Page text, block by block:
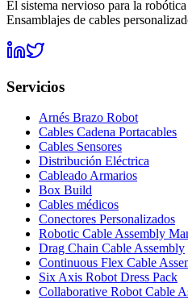
El sistema nervioso para la
Ensamblajes de cables
Servicios
Arnés Brazo Robot
Cables Cadena Portacables
Cables Sensores
Distribución Eléctrica
Cableado Armarios
Box Build
Cables médicos
Conectores Personalizados
Robotic Cable Assembly
Drag Chain Cable Assembly
Continuous Flex Cable
Six Axis Robot Dress Pack
Collaborative Robot Cable